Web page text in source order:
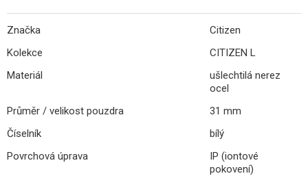
Značka
Citizen
Kolekce
CITIZEN L
Materiál
ušlechtilá nerez
ocel
Průměr / velikost pouzdra
31 mm
Číselník
bílý
Povrchová úprava
IP (iontové
pokovení)